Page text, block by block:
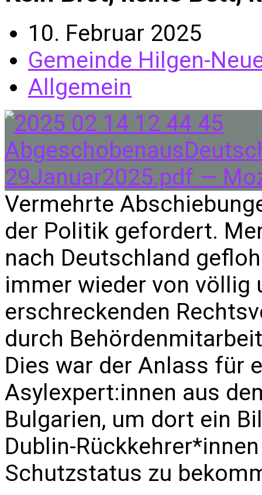
10. Februar 2025
Gemeinde Hilgen-
Allgemein
Vermehrte
der Politik gefordert.
nach Deutschland
immer wieder von völlig
erschreckenden
durch
Dies war der Anlass für
Asylexpert:innen aus
Bulgarien, um dort ein
Dublin-
Schutzstatus zu